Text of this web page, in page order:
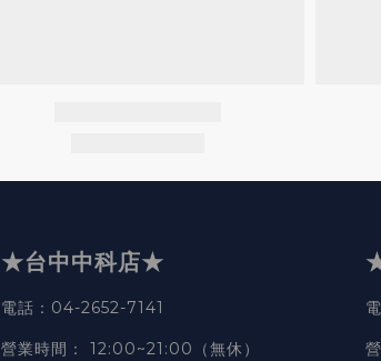
★台中中科店★
電話 ：04-2652-7141
營業時間 ： 12:00~21:00（無休）